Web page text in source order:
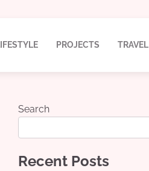
PROJECTS TRAVEL
Search
Recent Posts